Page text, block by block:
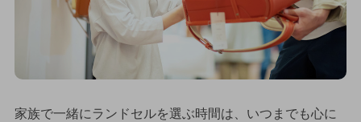
家族で一緒にランドセルを選ぶ時間は、いつまでも心に